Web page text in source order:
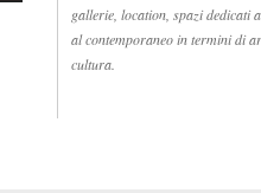
gallerie, location, spazi dedicati
al contemporaneo in termini di
cultura.